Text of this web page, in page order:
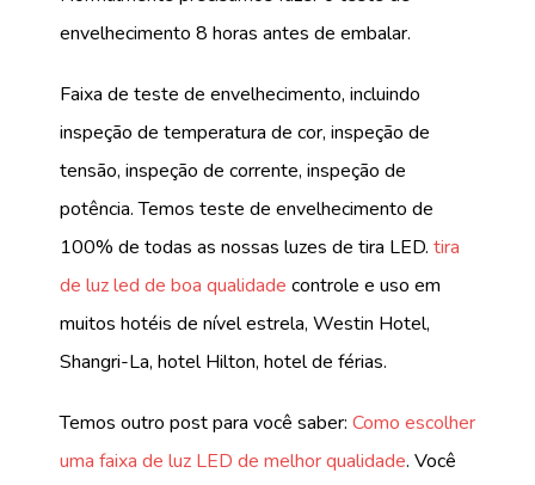
envelhecimento 8 horas antes de embalar.
Faixa de teste de envelhecimento, incluindo
inspeção de temperatura de cor, inspeção de
tensão, inspeção de corrente, inspeção de
potência. Temos teste de envelhecimento de
100% de todas as nossas luzes de tira LED. tira
de luz led de boa qualidade controle e uso em
muitos hotéis de nível estrela, Westin Hotel,
Shangri-La, hotel Hilton, hotel de férias.
Temos outro post para você saber: Como escolher
uma faixa de luz LED de melhor qualidade. Você